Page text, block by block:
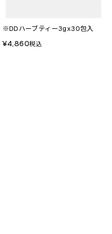
※DDハーブティー3gx30包入
¥4,860税込